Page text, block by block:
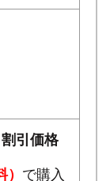
割引価格
で購入